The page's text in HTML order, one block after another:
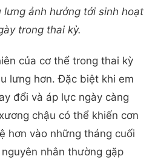
ảnh hưởng tới sinh hoạt
trong thai kỳ.
của cơ thể trong thai kỳ
lưng hơn. Đặc biệt khi em
đổi và áp lực ngày càng
chậu có thể khiến cơn
hơn vào những tháng cuối
nhân thường gặp